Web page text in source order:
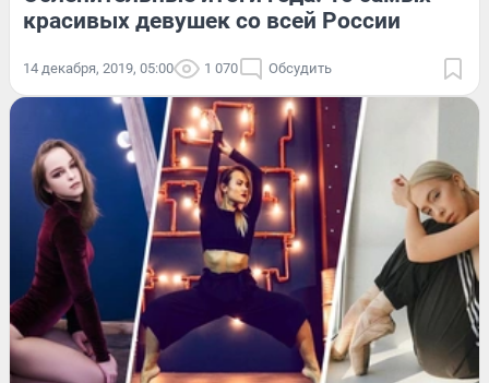
красивых девушек со всей России
14 декабря, 2019, 05:00 1 070 Обсудить